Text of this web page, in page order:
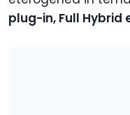
plug-in, Full Hybrid